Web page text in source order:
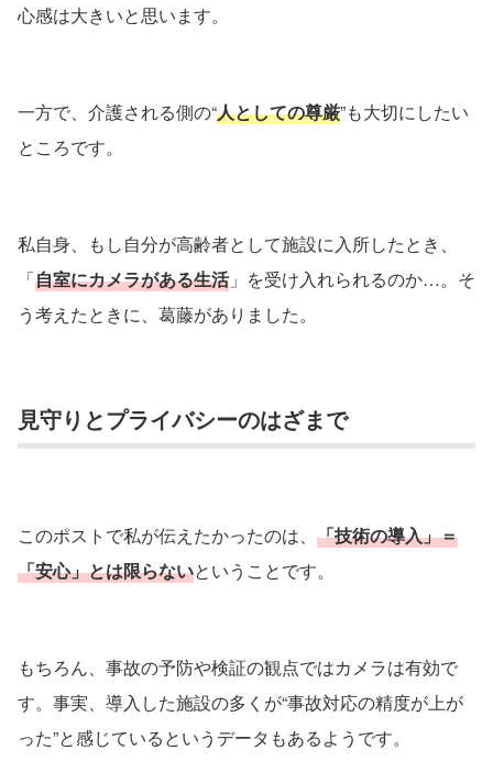
心感は大きいと思います。
一方で、介護される側の“人としての尊厳”も大切にしたい
ところです。
私自身、もし自分が高齢者として施設に入所したとき、
「自室にカメラがある生活」を受け入れられるのか…。そ
う考えたときに、葛藤がありました。
見守りとプライバシーのはざまで
このポストで私が伝えたかったのは、 「技術の導入」＝
「安心」とは限らないということです。
もちろん、事故の予防や検証の観点ではカメラは有効で
す。事実、導入した施設の多くが“事故対応の精度が上が
った”と感じているというデータもあるようです。